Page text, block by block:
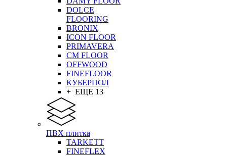
DOLCE
FLOORING
BRONIX
ICON FLOOR
PRIMAVERA
CM FLOOR
OFFWOOD
FINEFLOOR
КУБЕРПОЛ
+ ЕЩЕ 13
ПВХ плитка
TARKETT
FINEFLEX